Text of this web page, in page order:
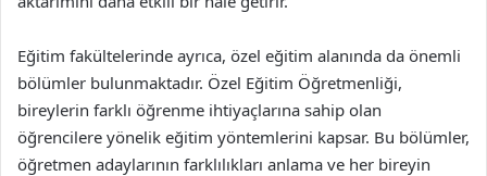
Eğitim fakültelerinde ayrıca, özel eğitim alanında da önemli
bölümler bulunmaktadır. Özel Eğitim Öğretmenliği,
bireylerin farklı öğrenme ihtiyaçlarına sahip olan
öğrencilere yönelik eğitim yöntemlerini kapsar. Bu bölümler,
öğretmen adaylarının farklılıkları anlama ve her bireyin